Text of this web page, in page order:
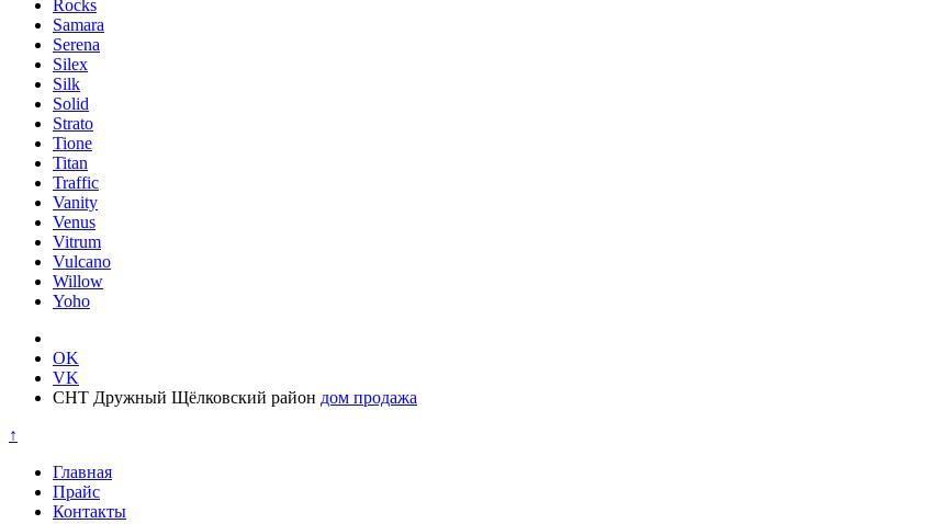
Rocks
Samara
Serena
Silex
Silk
Solid
Strato
Tione
Titan
Traffic
Vanity
Venus
Vitrum
Vulcano
Willow
Yoho
OK
VK
СНТ Дружный Щёлковский район дом продажа
↑
Главная
Прайс
Контакты